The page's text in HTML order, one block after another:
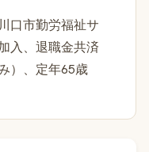
口市勤労福祉サ
入、退職金共済
）、定年65歳